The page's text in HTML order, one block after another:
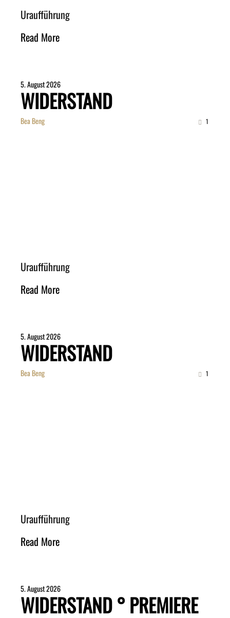
Uraufführung
Read More
5. August 2026
WIDERSTAND
Bea Beng 1
Uraufführung
Read More
5. August 2026
WIDERSTAND
Bea Beng 1
Uraufführung
Read More
5. August 2026
WIDERSTAND ° PREMIERE